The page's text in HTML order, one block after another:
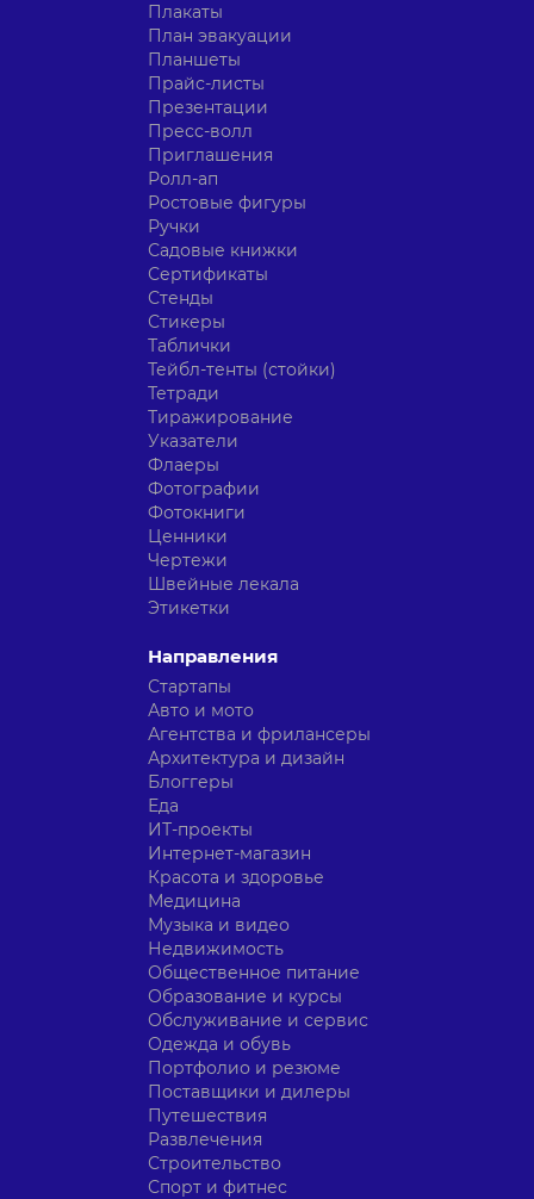
Плакаты
План эвакуации
Планшеты
Прайс-листы
Презентации
Пресс-волл
Приглашения
Ролл-ап
Ростовые фигуры
Ручки
Садовые книжки
Сертификаты
Стенды
Стикеры
Таблички
Тейбл-тенты (стойки)
Тетради
Тиражирование
Указатели
Флаеры
Фотографии
Фотокниги
Ценники
Чертежи
Швейные лекала
Этикетки
Направления
Стартапы
Авто и мото
Агентства и фрилансеры
Архитектура и дизайн
Блоггеры
Еда
ИТ-проекты
Интернет-магазин
Красота и здоровье
Медицина
Музыка и видео
Недвижимость
Общественное питание
Образование и курсы
Обслуживание и сервис
Одежда и обувь
Портфолио и резюме
Поставщики и дилеры
Путешествия
Развлечения
Строительство
Спорт и фитнес